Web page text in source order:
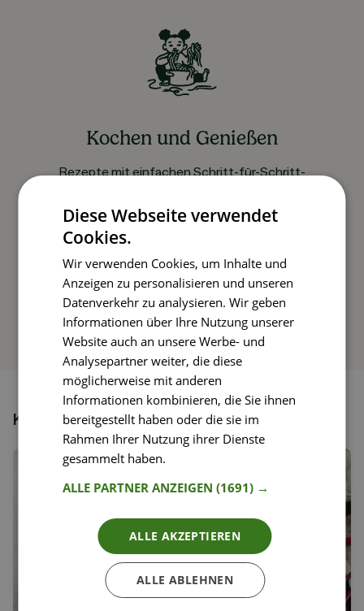
Kochen und Genießen
Rezepte mit einfachen Schritt-für-Schritt-
So funktioniert’s
Könnte dir auch gefallen
Diese Webseite verwendet
Cookies.
Wir verwenden Cookies, um Inhalte und
Anzeigen zu personalisieren und unseren
Datenverkehr zu analysieren. Wir geben
Informationen über Ihre Nutzung unserer
Website auch an unsere Werbe- und
Analysepartner weiter, die diese
möglicherweise mit anderen
Informationen kombinieren, die Sie ihnen
bereitgestellt haben oder die sie im
Rahmen Ihrer Nutzung ihrer Dienste
gesammelt haben.
ALLE PARTNER ANZEIGEN(1691) →
ALLE AKZEPTIEREN
ALLE ABLEHNEN